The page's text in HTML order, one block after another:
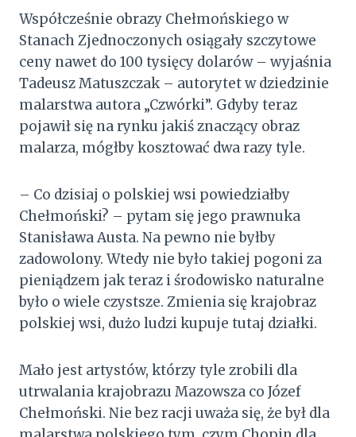
Współcześnie obrazy Chełmońskiego w
Stanach Zjednoczonych osiągały szczytowe
ceny nawet do 100 tysięcy dolarów – wyjaśnia
Tadeusz Matuszczak – autorytet w dziedzinie
malarstwa autora „Czwórki”. Gdyby teraz
pojawił się na rynku jakiś znaczący obraz
malarza, mógłby kosztować dwa razy tyle.
– Co dzisiaj o polskiej wsi powiedziałby
Chełmoński? – pytam się jego prawnuka
Stanisława Austa. Na pewno nie byłby
zadowolony. Wtedy nie było takiej pogoni za
pieniądzem jak teraz i środowisko naturalne
było o wiele czystsze. Zmienia się krajobraz
polskiej wsi, dużo ludzi kupuje tutaj działki.
Mało jest artystów, którzy tyle zrobili dla
utrwalania krajobrazu Mazowsza co Józef
Chełmoński. Nie bez racji uważa się, że był dla